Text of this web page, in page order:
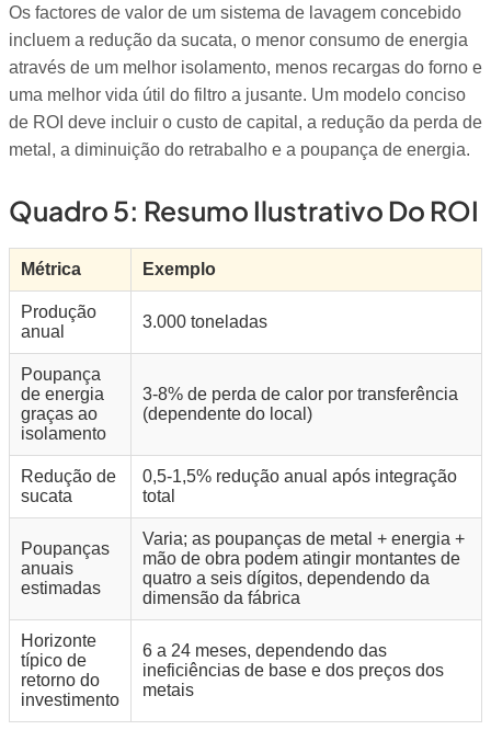
Os factores de valor de um sistema de lavagem concebido
incluem a redução da sucata, o menor consumo de energia
através de um melhor isolamento, menos recargas do forno e
uma melhor vida útil do filtro a jusante. Um modelo conciso
de ROI deve incluir o custo de capital, a redução da perda de
metal, a diminuição do retrabalho e a poupança de energia.
Quadro 5: Resumo Ilustrativo Do ROI
Métrica Exemplo
Produção
anual
3.000 toneladas
Poupança
de energia
graças ao
isolamento
3-8% de perda de calor por transferência
(dependente do local)
Redução de
sucata
0,5-1,5% redução anual após integração
total
Poupanças
anuais
estimadas
Varia; as poupanças de metal + energia +
mão de obra podem atingir montantes de
quatro a seis dígitos, dependendo da
dimensão da fábrica
Horizonte
típico de
retorno do
investimento
6 a 24 meses, dependendo das
ineficiências de base e dos preços dos
metais